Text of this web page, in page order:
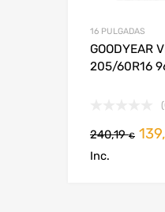
16 PULGADAS
GOODYEAR
205/60R16
240,19€
Inc.